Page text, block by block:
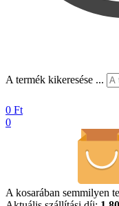
A termék kikeresése ...
0 Ft
0
A kosarában semmilyen